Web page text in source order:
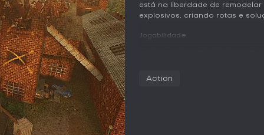
está na liberdade de remodelar
explosivos, criando rotas e
Jogabilidade
abrir caminho por paredes,
Action